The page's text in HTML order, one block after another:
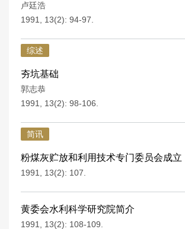
卢廷浩
1991, 13(2): 94-97.
综述
夯坑基础
郭志恭
1991, 13(2): 98-106.
简讯
粉煤灰贮放和利用技术专门委员会成立
1991, 13(2): 107.
黄委会水利科学研究院简介
1991, 13(2): 108-109.